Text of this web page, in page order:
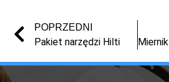
POPRZEDNI
Pakiet narzędzi Hilti